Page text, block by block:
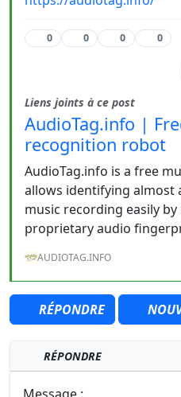
0 0 0 0
Liens joints à ce post
AudioTag.info |
recognition robot
AudioTag.info is a free
allows identifying almost
music recording easily
proprietary audio
AUDIOTAG.INFO
RÉPONDRE
RÉPONDRE